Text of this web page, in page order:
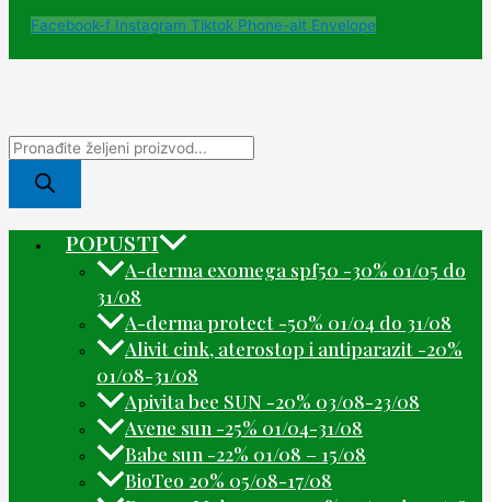
Facebook-f Instagram Tiktok Phone-alt Envelope
POPUSTI
A-derma exomega spf50 -30% 01/05 do
31/08
A-derma protect -50% 01/04 do 31/08
Alivit cink, aterostop i antiparazit -20%
01/08-31/08
Apivita bee SUN -20% 03/08-23/08
Avene sun -25% 01/04-31/08
Babe sun -22% 01/08 – 15/08
BioTeo 20% 05/08-17/08